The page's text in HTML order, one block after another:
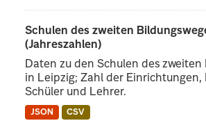
Schulen des zweiten
(Jahreszahlen)
Daten zu den Schulen des zweiten
in Leipzig; Zahl der Einrichtungen,
Schüler und Lehrer.
JSON CSV